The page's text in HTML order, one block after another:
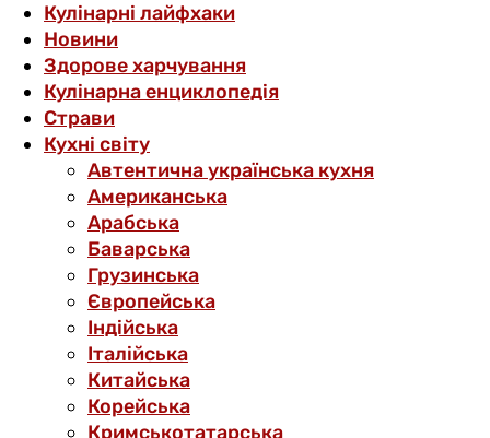
Кулінарні лайфхаки
Новини
Здорове харчування
Кулінарна енциклопедія
Страви
Кухні світу
Автентична українська кухня
Американська
Арабська
Баварська
Грузинська
Європейська
Індійська
Італійська
Китайська
Корейська
Кримськотатарська